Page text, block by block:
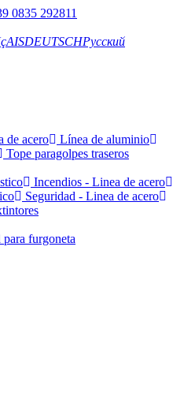
0835 292811
DEUTSCHРусский
de acero
Línea de aluminio
Tope paragolpes traseros
Incendios - Linea de acero
Seguridad - Linea de acero
para furgoneta